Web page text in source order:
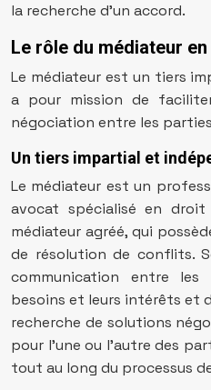
la recherche d’un accord.
Le rôle du médiateur
Le médiateur est un tiers
a pour mission de
négociation entre les
Un tiers impartial et
Le médiateur est un
avocat spécialisé en
médiateur agréé, qui
de résolution de conflits.
communication entre les
besoins et leurs intérêts et
recherche de solutions
pour l’une ou l’autre des
tout au long du processus